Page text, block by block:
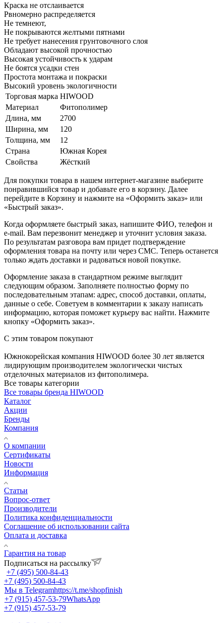
Краска не отслаивается
Рвномерно распределяется
Не темнеют,
Не покрываются желтыми пятнами
Не требует нанесения грунтовочного слоя
Обладают высокой прочностью
Высокая устойчивость к ударам
Не боятся усадки стен
Простота монтажа и покраски
Высокий уровень экологичности
Торговая марка HIWOOD
Материал
Фитополимер
Длина, мм
2700
Ширина, мм
120
Толщина, мм
12
Страна
Южная Корея
Свойства
Жёсткий
Для покупки товара в нашем интернет-магазине выберите
понравившийся товар и добавьте его в корзину. Далее
перейдите в Корзину и нажмите на «Оформить заказ» или
«Быстрый заказ».
Когда оформляете быстрый заказ, напишите ФИО, телефон и
e-mail. Вам перезвонит менеджер и уточнит условия заказа.
По результатам разговора вам придет подтверждение
оформления товара на почту или через СМС. Теперь останется
только ждать доставки и радоваться новой покупке.
Оформление заказа в стандартном режиме выглядит
следующим образом. Заполняете полностью форму по
последовательным этапам: адрес, способ доставки, оплаты,
данные о себе. Советуем в комментарии к заказу написать
информацию, которая поможет курьеру вас найти. Нажмите
кнопку «Оформить заказ».
С этим товаром покупают
Южнокорейская компания HIWOOD более 30 лет является
лидирующим производителем экологически чистых
отделочных материалов из фитополимера.
Все товары категории
Все товары бренда HIWOOD
Каталог
Акции
Бренды
Компания
О компании
Сертификаты
Новости
Информация
Статьи
Вопрос-ответ
Производители
Политика конфиденциальности
Соглашение об использовании сайта
Оплата и доставка
Гарантия на товар
Подписаться на рассылку
+7 (495) 500-84-43
+7 (495) 500-84-43
Мы в Telegramhttps://t.me/shopfinish
+7 (915) 457-53-79WhatsApp
+7 (915) 457-53-79